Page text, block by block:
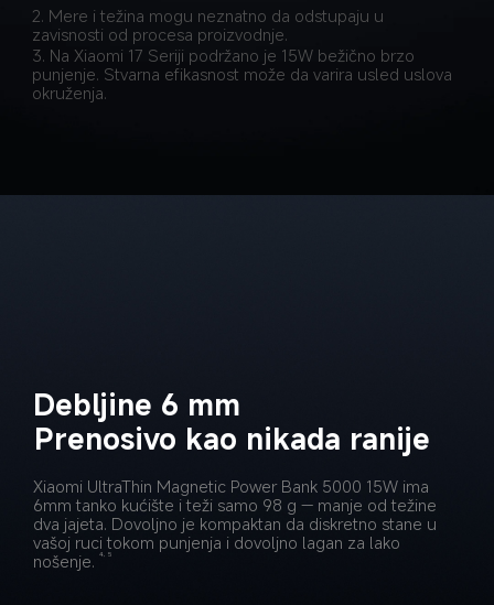
2. Mere i težina mogu neznatno da odstupaju u
zavisnosti od procesa proizvodnje.
3. Na Xiaomi 17 Seriji podržano je 15W bežično brzo
punjenje. Stvarna efikasnost može da varira usled uslova
okruženja.
Debljine 6 mm
Prenosivo kao nikada ranije
Xiaomi UltraThin Magnetic Power Bank 5000 15W ima
6mm tanko kućište i teži samo 98 g — manje od težine
dva jajeta. Dovoljno je kompaktan da diskretno stane u
vašoj ruci tokom punjenja i dovoljno lagan za lako
nošenje.
4, 5